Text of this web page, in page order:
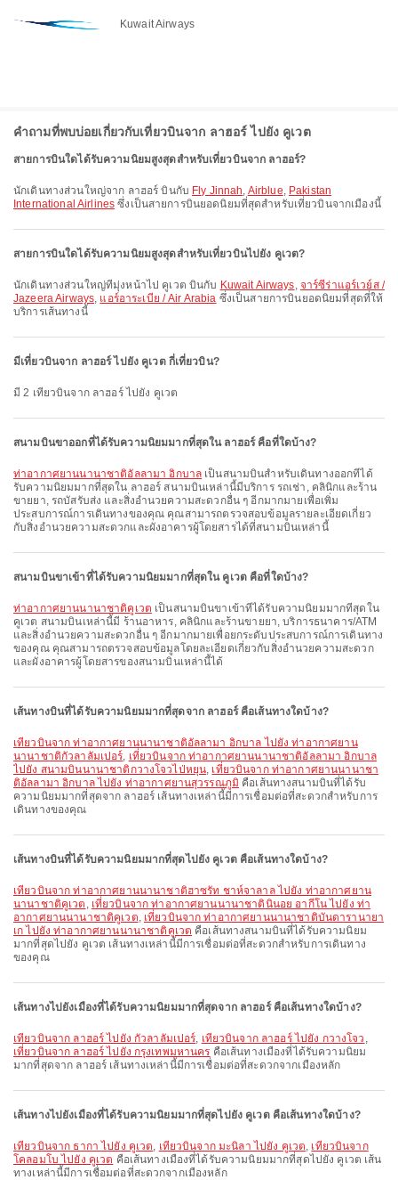
Kuwait Airways
คำถามที่พบบ่อยเกี่ยวกับเที่ยวบินจาก ลาฮอร์ ไปยัง คูเวต
สายการบินใดได้รับความนิยมสูงสุดสำหรับเที่ยวบินจาก ลาฮอร์?
นักเดินทางส่วนใหญ่จาก ลาฮอร์ บินกับ Fly Jinnah, Airblue, Pakistan
International Airlines ซึ่งเป็นสายการบินยอดนิยมที่สุดสำหรับเที่ยวบินจากเมืองนี้
สายการบินใดได้รับความนิยมสูงสุดสำหรับเที่ยวบินไปยัง คูเวต?
นักเดินทางส่วนใหญ่ที่มุ่งหน้าไป คูเวต บินกับ Kuwait Airways, จาร์ซีร่าแอร์เวย์ส /
Jazeera Airways, แอร์อาระเบีย / Air Arabia ซึ่งเป็นสายการบินยอดนิยมที่สุดที่ให้
บริการเส้นทางนี้
มีเที่ยวบินจาก ลาฮอร์ ไปยัง คูเวต กี่เที่ยวบิน?
มี 2 เที่ยวบินจาก ลาฮอร์ ไปยัง คูเวต
สนามบินขาออกที่ได้รับความนิยมมากที่สุดใน ลาฮอร์ คือที่ใดบ้าง?
ท่าอากาศยานนานาชาติอัลลามา อิกบาล เป็นสนามบินสำหรับเดินทางออกที่ได้
รับความนิยมมากที่สุดใน ลาฮอร์ สนามบินเหล่านี้มีบริการ รถเช่า, คลินิกและร้าน
ขายยา, รถบัสรับส่ง และสิ่งอำนวยความสะดวกอื่น ๆ อีกมากมายเพื่อเพิ่ม
ประสบการณ์การเดินทางของคุณ คุณสามารถตรวจสอบข้อมูลรายละเอียดเกี่ยว
กับสิ่งอำนวยความสะดวกและผังอาคารผู้โดยสารได้ที่สนามบินเหล่านี้
สนามบินขาเข้าที่ได้รับความนิยมมากที่สุดใน คูเวต คือที่ใดบ้าง?
ท่าอากาศยานนานาชาติคูเวต เป็นสนามบินขาเข้าที่ได้รับความนิยมมากที่สุดใน
คูเวต สนามบินเหล่านี้มี ร้านอาหาร, คลินิกและร้านขายยา, บริการธนาคาร/ATM
และสิ่งอำนวยความสะดวกอื่น ๆ อีกมากมายเพื่อยกระดับประสบการณ์การเดินทาง
ของคุณ คุณสามารถตรวจสอบข้อมูลโดยละเอียดเกี่ยวกับสิ่งอำนวยความสะดวก
และผังอาคารผู้โดยสารของสนามบินเหล่านี้ได้
เส้นทางบินที่ได้รับความนิยมมากที่สุดจาก ลาฮอร์ คือเส้นทางใดบ้าง?
เที่ยวบินจาก ท่าอากาศยานนานาชาติอัลลามา อิกบาล ไปยัง ท่าอากาศยาน
นานาชาติกัวลาลัมเปอร์, เที่ยวบินจาก ท่าอากาศยานนานาชาติอัลลามา อิกบาล
ไปยัง สนามบินนานาชาติกวางโจวไป่หยุน, เที่ยวบินจาก ท่าอากาศยานนานาชา
ติอัลลามา อิกบาล ไปยัง ท่าอากาศยานสุวรรณภูมิ คือเส้นทางสนามบินที่ได้รับ
ความนิยมมากที่สุดจาก ลาฮอร์ เส้นทางเหล่านี้มีการเชื่อมต่อที่สะดวกสำหรับการ
เดินทางของคุณ
เส้นทางบินที่ได้รับความนิยมมากที่สุดไปยัง คูเวต คือเส้นทางใดบ้าง?
เที่ยวบินจาก ท่าอากาศยานนานาชาติฮาซรัท ชาห์จาลาล ไปยัง ท่าอากาศยาน
นานาชาติคูเวต , เที่ยวบินจาก ท่าอากาศยานนานาชาตินินอย อากีโน ไปยัง ท่า
อากาศยานนานาชาติคูเวต, เที่ยวบินจาก ท่าอากาศยานนานาชาติบันดารานายา
เก ไปยัง ท่าอากาศยานนานาชาติคูเวต คือเส้นทางสนามบินที่ได้รับความนิยม
มากที่สุดไปยัง คูเวต เส้นทางเหล่านี้มีการเชื่อมต่อที่สะดวกสำหรับการเดินทาง
ของคุณ
เส้นทางไปยังเมืองที่ได้รับความนิยมมากที่สุดจาก ลาฮอร์ คือเส้นทางใดบ้าง?
เที่ยวบินจาก ลาฮอร์ ไปยัง กัวลาลัมเปอร์, เที่ยวบินจาก ลาฮอร์ ไปยัง กวางโจว ,
เที่ยวบินจาก ลาฮอร์ ไปยัง กรุงเทพมหานคร คือเส้นทางเมืองที่ได้รับความนิยม
มากที่สุดจาก ลาฮอร์ เส้นทางเหล่านี้มีการเชื่อมต่อที่สะดวกจากเมืองหลัก
เส้นทางไปยังเมืองที่ได้รับความนิยมมากที่สุดไปยัง คูเวต คือเส้นทางใดบ้าง?
เที่ยวบินจาก ธากา ไปยัง คูเวต, เที่ยวบินจาก มะนิลา ไปยัง คูเวต, เที่ยวบินจาก
โคลอมโบ ไปยัง คูเวต คือเส้นทางเมืองที่ได้รับความนิยมมากที่สุดไปยัง คูเวต เส้น
ทางเหล่านี้มีการเชื่อมต่อที่สะดวกจากเมืองหลัก